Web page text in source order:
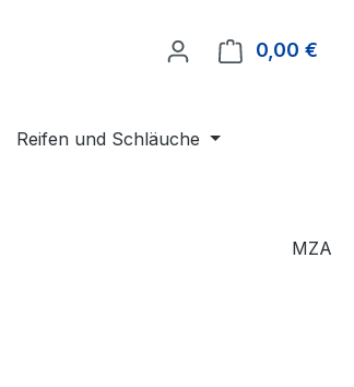
0,00 €
Reifen und Schläuche
MZA